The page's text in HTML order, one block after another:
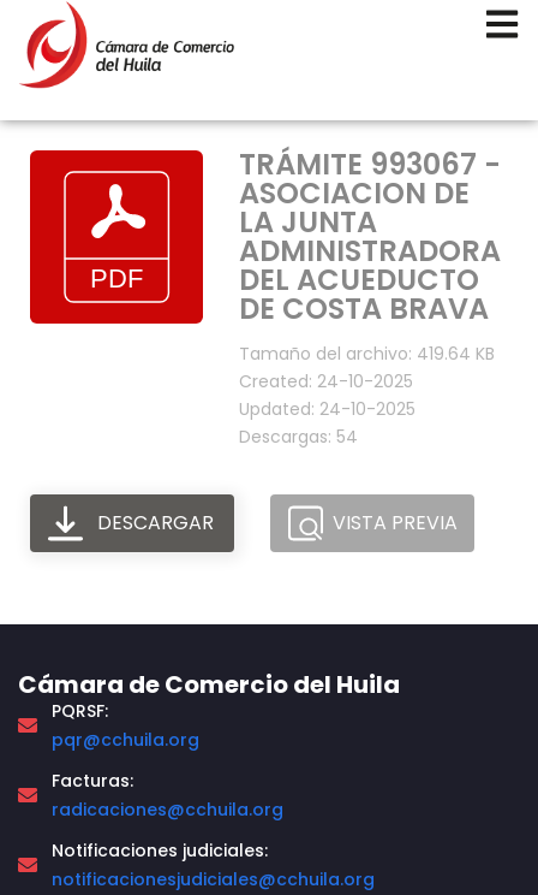
TRÁMITE 993067 -
ASOCIACION DE
LA JUNTA
ADMINISTRADORA
DEL ACUEDUCTO
DE COSTA BRAVA
Tamaño del archivo: 419.64 KB
Created: 24-10-2025
Updated: 24-10-2025
Descargas: 54
DESCARGAR VISTA PREVIA
Cámara de Comercio del Huila
PQRSF:
pqr@cchuila.org
Facturas:
radicaciones@cchuila.org
Notificaciones judiciales:
notificacionesjudiciales@cchuila.org